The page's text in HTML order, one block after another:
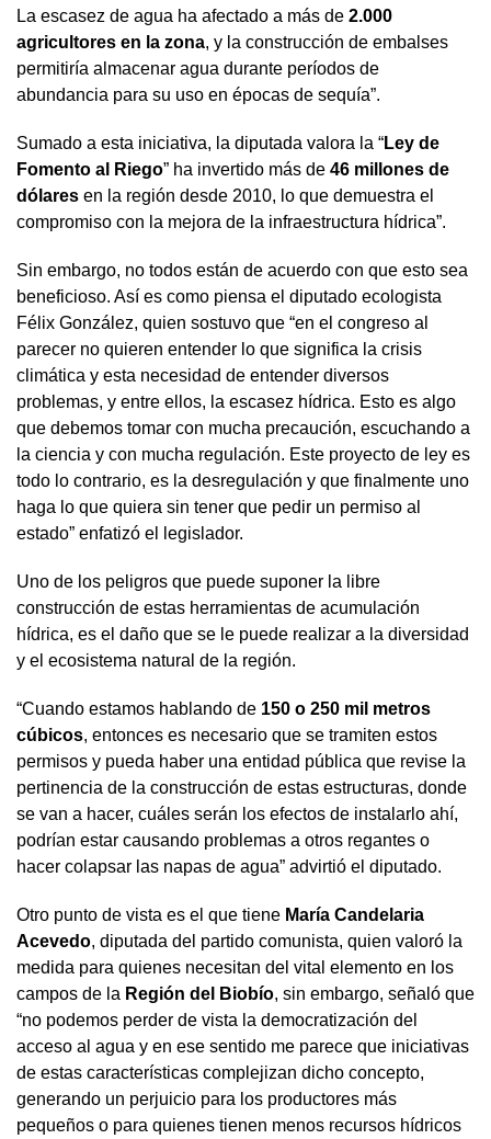
La escasez de agua ha afectado a más de 2.000
agricultores en la zona, y la construcción de embalses
permitiría almacenar agua durante períodos de
abundancia para su uso en épocas de sequía”.
Sumado a esta iniciativa, la diputada valora la “Ley de
Fomento al Riego” ha invertido más de 46 millones de
dólares en la región desde 2010, lo que demuestra el
compromiso con la mejora de la infraestructura hídrica”.
Sin embargo, no todos están de acuerdo con que esto sea
beneficioso. Así es como piensa el diputado ecologista
Félix González, quien sostuvo que “en el congreso al
parecer no quieren entender lo que significa la crisis
climática y esta necesidad de entender diversos
problemas, y entre ellos, la escasez hídrica. Esto es algo
que debemos tomar con mucha precaución, escuchando a
la ciencia y con mucha regulación. Este proyecto de ley es
todo lo contrario, es la desregulación y que finalmente uno
haga lo que quiera sin tener que pedir un permiso al
estado” enfatizó el legislador.
Uno de los peligros que puede suponer la libre
construcción de estas herramientas de acumulación
hídrica, es el daño que se le puede realizar a la diversidad
y el ecosistema natural de la región.
“Cuando estamos hablando de 150 o 250 mil metros
cúbicos, entonces es necesario que se tramiten estos
permisos y pueda haber una entidad pública que revise la
pertinencia de la construcción de estas estructuras, donde
se van a hacer, cuáles serán los efectos de instalarlo ahí,
podrían estar causando problemas a otros regantes o
hacer colapsar las napas de agua” advirtió el diputado.
Otro punto de vista es el que tiene María Candelaria
Acevedo, diputada del partido comunista, quien valoró la
medida para quienes necesitan del vital elemento en los
campos de la Región del Biobío, sin embargo, señaló que
“no podemos perder de vista la democratización del
acceso al agua y en ese sentido me parece que iniciativas
de estas características complejizan dicho concepto,
generando un perjuicio para los productores más
pequeños o para quienes tienen menos recursos hídricos